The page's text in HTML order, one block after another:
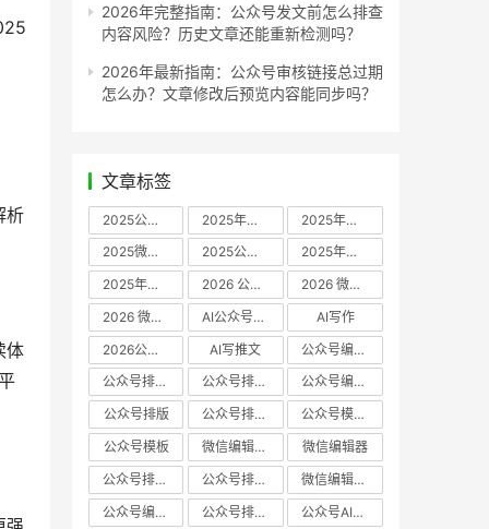
析
体
2026年完整指南：公众号发文前怎么排查
内容风险？历史文章还能重新检测吗？
2026年最新指南：公众号审核链接总过期
怎么办？文章修改后预览内容能同步吗？
文章标签
2025公众号编辑器推荐 2025年微信编辑器评测
2025年微信编辑器推荐
2025微信编辑器推荐
2025公众号编辑器评测
2025年微信编辑器实测
2025年公众号排版工具推荐
2026 公众号编辑器权威推荐
2026 微信公众号编辑器推荐
2026 微信公众号编辑器测评
AI公众号编辑器
AI写作
2026公众号排版软件
AI写推文
公众号编辑器哪个好
公众号排版软件哪个好
公众号排版工具评测
公众号编辑器推荐
公众号排版
公众号排版工具
公众号模板工具
公众号模板
微信编辑器哪个好
微信编辑器
公众号排版用什么软件
公众号排版哪个好
微信编辑器评测
公众号编辑器实测
公众号排版编辑器 公众号AI编辑器